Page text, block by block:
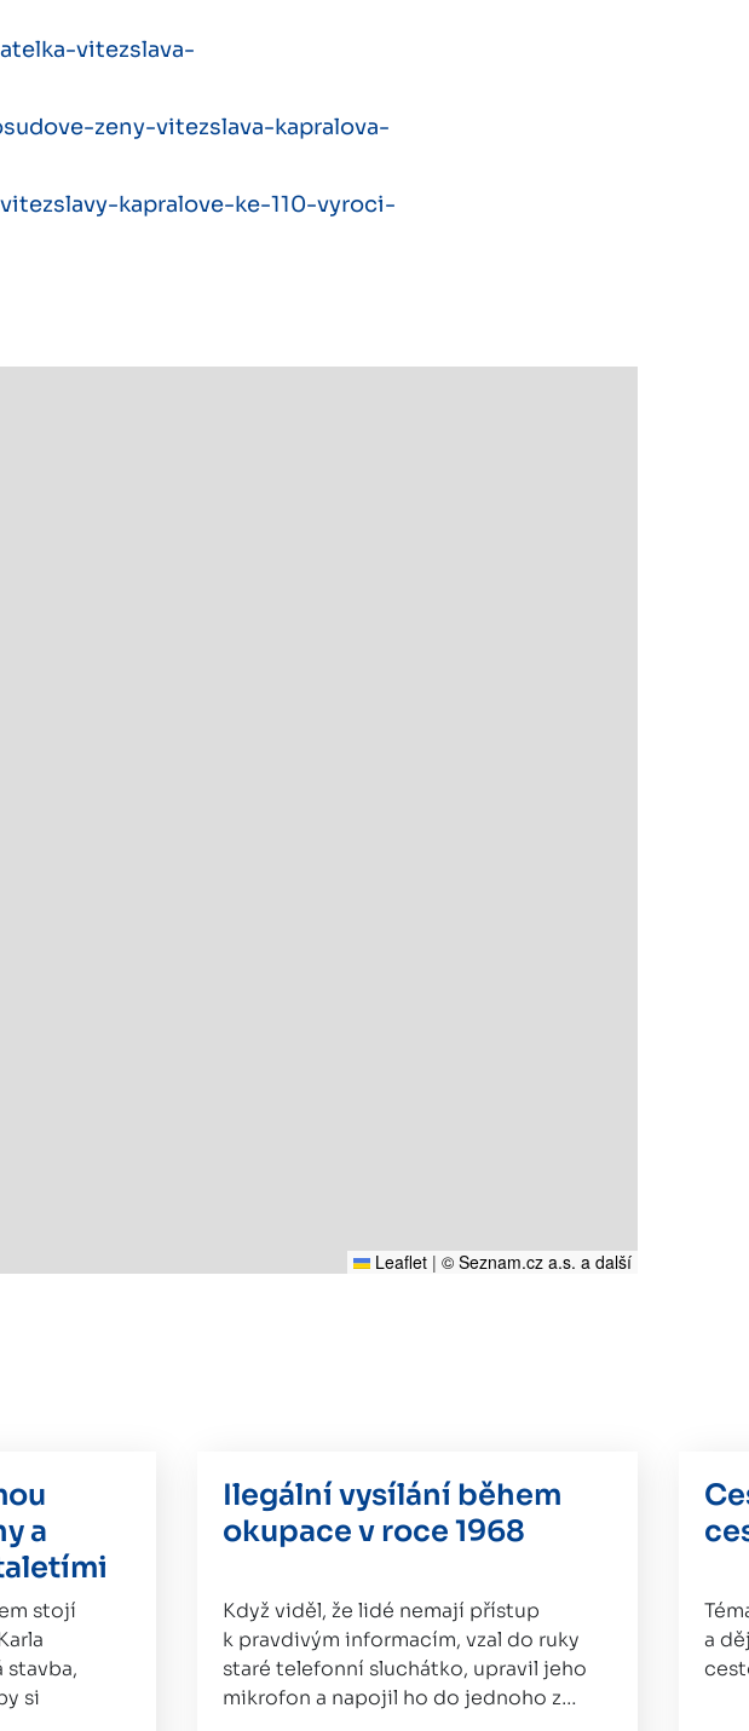
vitezslava-
zeny-vitezslava-kapralova-
kapralove-ke-110-vyroci-
Leaflet | © Seznam.cz a.s. a další
a
stojí
stavba,
si
Ilegální vysílání během
okupace v roce 1968
Když viděl, že lidé nemají přístup
k pravdivým informacím, vzal do ruky
staré telefonní sluchátko, upravil jeho
mikrofon a napojil ho do jednoho z…
a